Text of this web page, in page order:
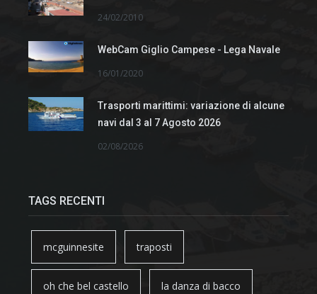
24/02/2010
WebCam Giglio Campese - Lega Navale
16/01/2020
Trasporti marittimi: variazione di alcune
navi dal 3 al 7 Agosto 2026
02/08/2026
TAGS RECENTI
mcguinnesite traposti
oh che bel castello la danza di bacco